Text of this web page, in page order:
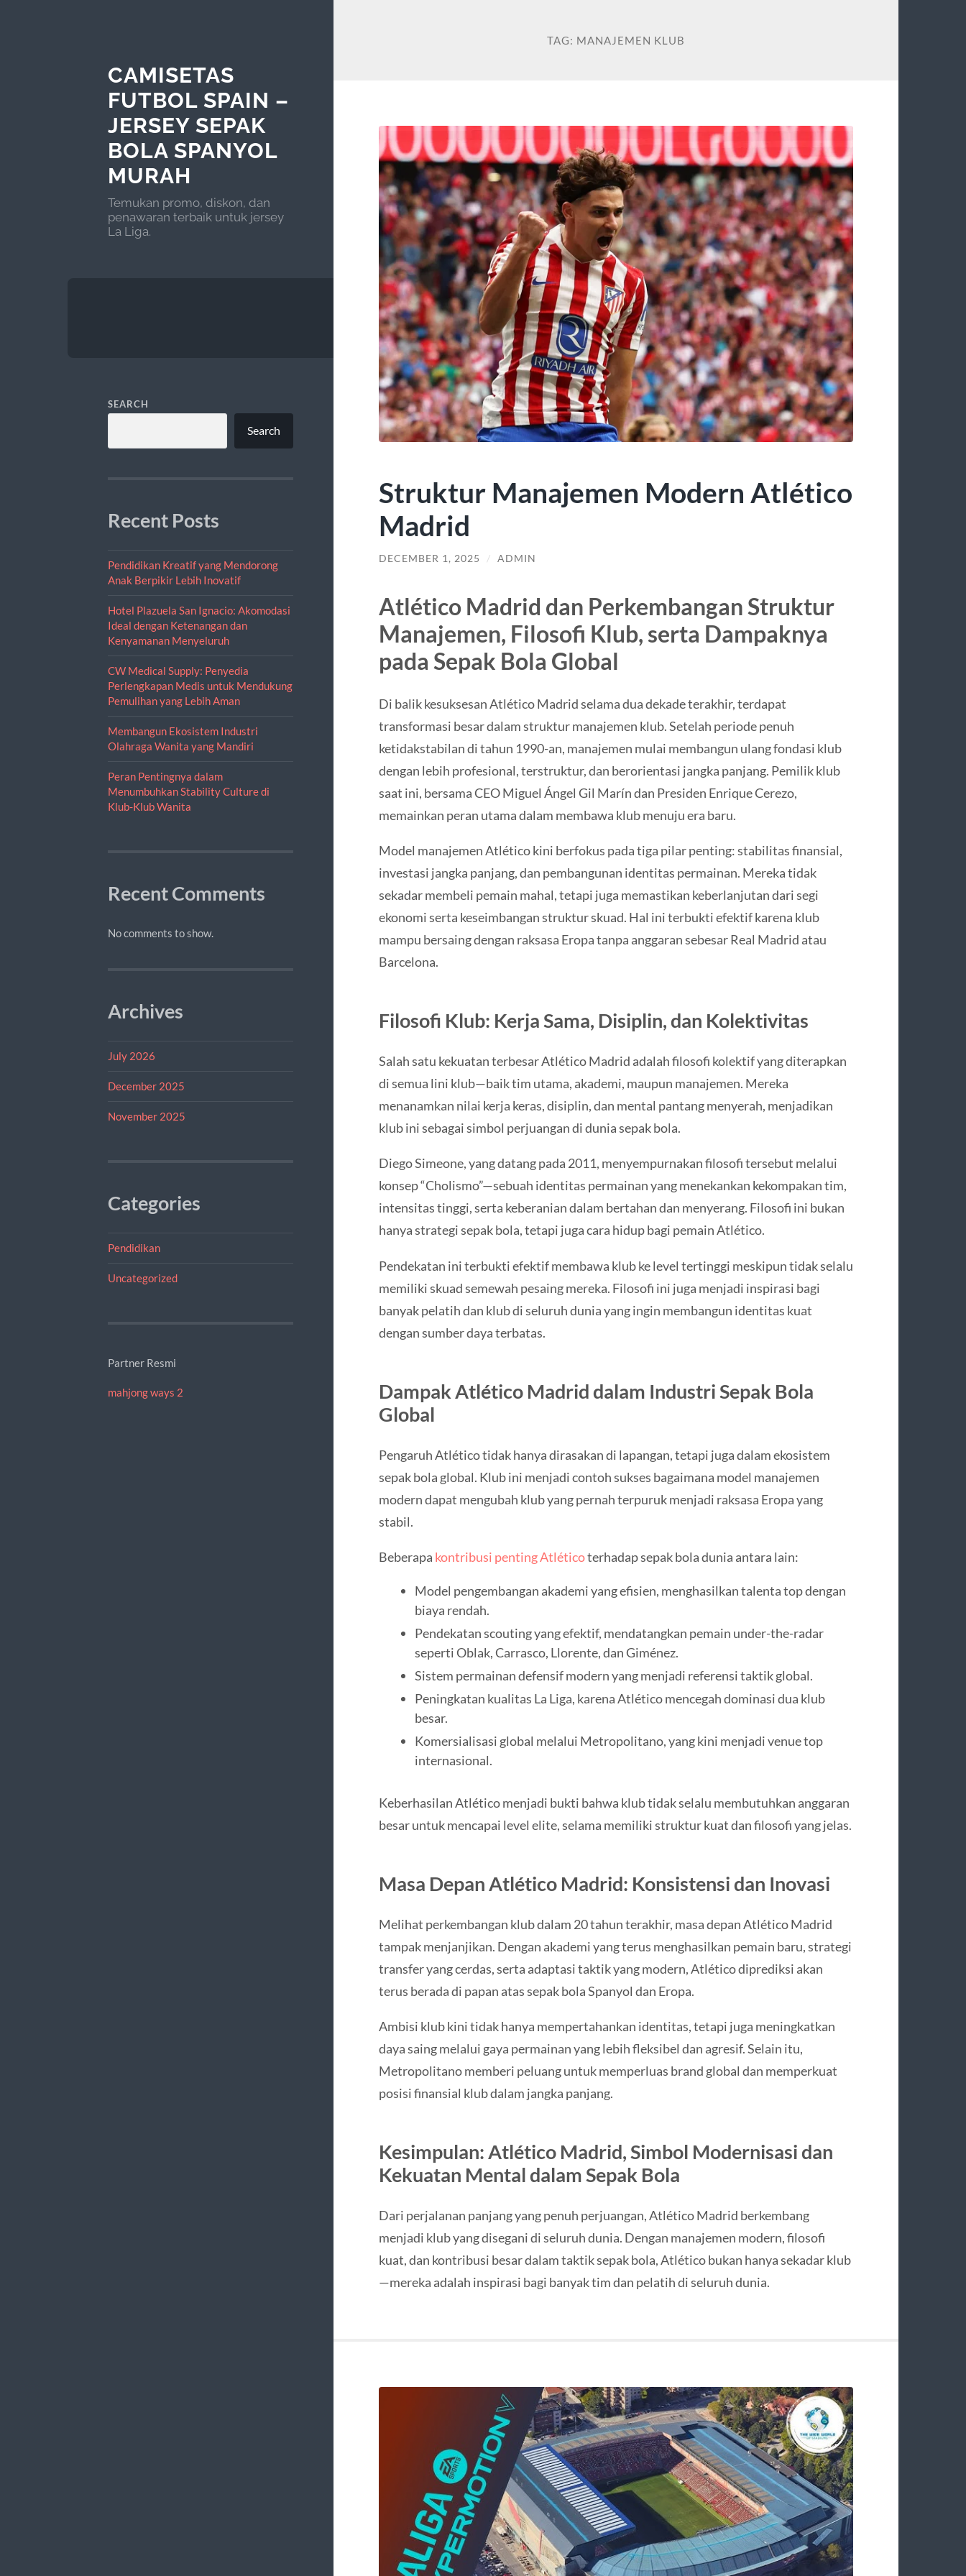
CAMISETAS
FUTBOL SPAIN –
JERSEY SEPAK
BOLA SPANYOL
MURAH
Temukan promo, diskon, dan
penawaran terbaik untuk jersey
La Liga.
SEARCH
Search
Recent Posts
Pendidikan Kreatif yang Mendorong
Anak Berpikir Lebih Inovatif
Hotel Plazuela San Ignacio: Akomodasi
Ideal dengan Ketenangan dan
Kenyamanan Menyeluruh
CW Medical Supply: Penyedia
Perlengkapan Medis untuk Mendukung
Pemulihan yang Lebih Aman
Membangun Ekosistem Industri
Olahraga Wanita yang Mandiri
Peran Pentingnya dalam
Menumbuhkan Stability Culture di
Klub-Klub Wanita
Recent Comments
No comments to show.
Archives
July 2026
December 2025
November 2025
Categories
Pendidikan
Uncategorized
Partner Resmi
mahjong ways 2
TAG: MANAJEMEN KLUB
Struktur Manajemen Modern Atlético
Madrid
DECEMBER 1, 2025 / ADMIN
Atlético Madrid dan Perkembangan Struktur
Manajemen, Filosofi Klub, serta Dampaknya
pada Sepak Bola Global
Di balik kesuksesan Atlético Madrid selama dua dekade terakhir, terdapat
transformasi besar dalam struktur manajemen klub. Setelah periode penuh
ketidakstabilan di tahun 1990-an, manajemen mulai membangun ulang fondasi klub
dengan lebih profesional, terstruktur, dan berorientasi jangka panjang. Pemilik klub
saat ini, bersama CEO Miguel Ángel Gil Marín dan Presiden Enrique Cerezo,
memainkan peran utama dalam membawa klub menuju era baru.
Model manajemen Atlético kini berfokus pada tiga pilar penting: stabilitas finansial,
investasi jangka panjang, dan pembangunan identitas permainan. Mereka tidak
sekadar membeli pemain mahal, tetapi juga memastikan keberlanjutan dari segi
ekonomi serta keseimbangan struktur skuad. Hal ini terbukti efektif karena klub
mampu bersaing dengan raksasa Eropa tanpa anggaran sebesar Real Madrid atau
Barcelona.
Filosofi Klub: Kerja Sama, Disiplin, dan Kolektivitas
Salah satu kekuatan terbesar Atlético Madrid adalah filosofi kolektif yang diterapkan
di semua lini klub—baik tim utama, akademi, maupun manajemen. Mereka
menanamkan nilai kerja keras, disiplin, dan mental pantang menyerah, menjadikan
klub ini sebagai simbol perjuangan di dunia sepak bola.
Diego Simeone, yang datang pada 2011, menyempurnakan filosofi tersebut melalui
konsep “Cholismo”—sebuah identitas permainan yang menekankan kekompakan tim,
intensitas tinggi, serta keberanian dalam bertahan dan menyerang. Filosofi ini bukan
hanya strategi sepak bola, tetapi juga cara hidup bagi pemain Atlético.
Pendekatan ini terbukti efektif membawa klub ke level tertinggi meskipun tidak selalu
memiliki skuad semewah pesaing mereka. Filosofi ini juga menjadi inspirasi bagi
banyak pelatih dan klub di seluruh dunia yang ingin membangun identitas kuat
dengan sumber daya terbatas.
Dampak Atlético Madrid dalam Industri Sepak Bola
Global
Pengaruh Atlético tidak hanya dirasakan di lapangan, tetapi juga dalam ekosistem
sepak bola global. Klub ini menjadi contoh sukses bagaimana model manajemen
modern dapat mengubah klub yang pernah terpuruk menjadi raksasa Eropa yang
stabil.
Beberapa kontribusi penting Atléticoterhadap sepak bola dunia antara lain:
Model pengembangan akademi yang efisien, menghasilkan talenta top dengan
biaya rendah.
Pendekatan scouting yang efektif, mendatangkan pemain under-the-radar
seperti Oblak, Carrasco, Llorente, dan Giménez.
Sistem permainan defensif modern yang menjadi referensi taktik global.
Peningkatan kualitas La Liga, karena Atlético mencegah dominasi dua klub
besar.
Komersialisasi global melalui Metropolitano, yang kini menjadi venue top
internasional.
Keberhasilan Atlético menjadi bukti bahwa klub tidak selalu membutuhkan anggaran
besar untuk mencapai level elite, selama memiliki struktur kuat dan filosofi yang jelas.
Masa Depan Atlético Madrid: Konsistensi dan Inovasi
Melihat perkembangan klub dalam 20 tahun terakhir, masa depan Atlético Madrid
tampak menjanjikan. Dengan akademi yang terus menghasilkan pemain baru, strategi
transfer yang cerdas, serta adaptasi taktik yang modern, Atlético diprediksi akan
terus berada di papan atas sepak bola Spanyol dan Eropa.
Ambisi klub kini tidak hanya mempertahankan identitas, tetapi juga meningkatkan
daya saing melalui gaya permainan yang lebih fleksibel dan agresif. Selain itu,
Metropolitano memberi peluang untuk memperluas brand global dan memperkuat
posisi finansial klub dalam jangka panjang.
Kesimpulan: Atlético Madrid, Simbol Modernisasi dan
Kekuatan Mental dalam Sepak Bola
Dari perjalanan panjang yang penuh perjuangan, Atlético Madrid berkembang
menjadi klub yang disegani di seluruh dunia. Dengan manajemen modern, filosofi
kuat, dan kontribusi besar dalam taktik sepak bola, Atlético bukan hanya sekadar klub
—mereka adalah inspirasi bagi banyak tim dan pelatih di seluruh dunia.